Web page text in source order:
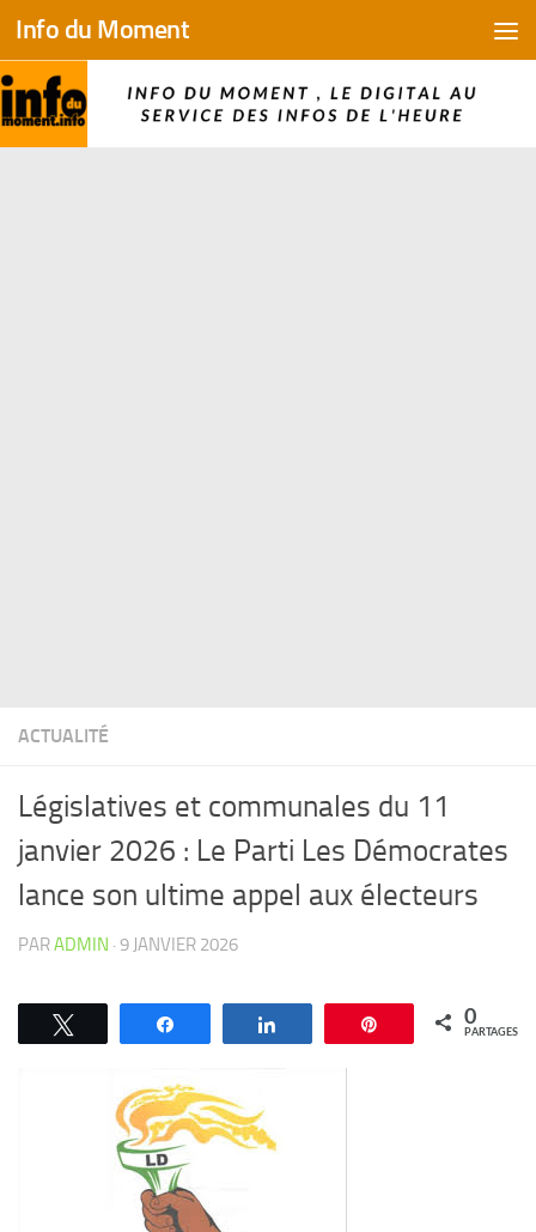
Skip to content
Info du Moment
ACTUALITÉ
Législatives et communales du 11
janvier 2026 : Le Parti Les Démocrates
lance son ultime appel aux électeurs
PARADMIN · 9 JANVIER 2026
Épingle 0
PARTAGES